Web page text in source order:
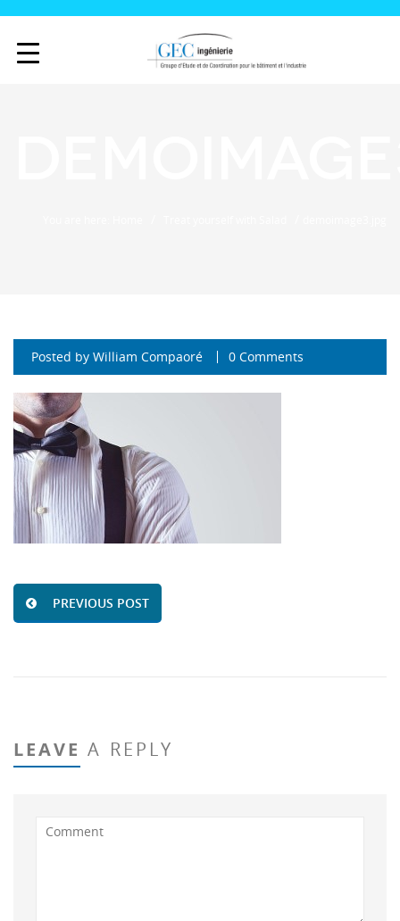
Posted by William Compaoré 0 Comments
PREVIOUS POST
LEAVE A REPLY